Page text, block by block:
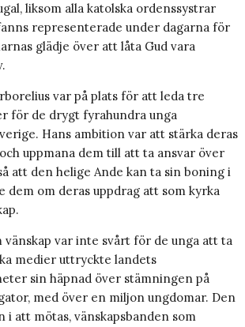
liksom alla katolska ordenssystrar
representerade under dagarna för
glädje över att låta Gud vara
var på plats för att leda tre
för de drygt fyrahundra unga
Hans ambition var att stärka deras
uppmana dem till att ta ansvar över
att den helige Ande kan ta sin boning i
dem om deras uppdrag att som kyrka
vänskap var inte svårt för de unga att ta
medier uttryckte landets
sin häpnad över stämningen på
med över en miljon ungdomar. Den
i att mötas, vänskapsbanden som